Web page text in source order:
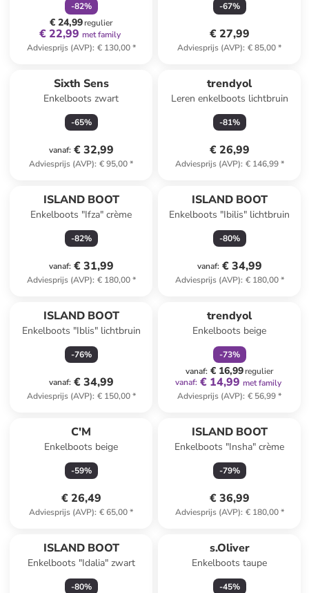
-82%
€ 24,99regulier
€ 22,99 met family
Adviesprijs (AVP): € 130,00*
-67%
€ 27,99
Adviesprijs (AVP): € 85,00*
Sixth Sens
Enkelboots zwart
-65%
vanaf: € 32,99
Adviesprijs (AVP): € 95,00*
trendyol
Leren enkelboots lichtbruin
-81%
€ 26,99
Adviesprijs (AVP): € 146,99*
ISLAND BOOT
Enkelboots "Ifza" crème
-82%
vanaf: € 31,99
Adviesprijs (AVP): € 180,00*
ISLAND BOOT
Enkelboots "Ibilis" lichtbruin
-80%
vanaf: € 34,99
Adviesprijs (AVP): € 180,00*
ISLAND BOOT
Enkelboots "Iblis" lichtbruin
-76%
vanaf: € 34,99
Adviesprijs (AVP): € 150,00*
trendyol
Enkelboots beige
-73%
vanaf: € 16,99regulier
vanaf: € 14,99 met family
Adviesprijs (AVP): € 56,99*
C'M
Enkelboots beige
-59%
€ 26,49
Adviesprijs (AVP): € 65,00*
ISLAND BOOT
Enkelboots "Insha" crème
-79%
€ 36,99
Adviesprijs (AVP): € 180,00*
ISLAND BOOT
Enkelboots "Idalia" zwart
-80%
s.Oliver
Enkelboots taupe
-45%